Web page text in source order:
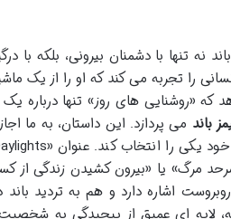
نه تنها با دشمنان بیرونی، بلکه با
را تجربه می کند که او را از یک
که «روشنایی های روز» تنها درباره
باند می پردازد. این داستان، به ما
مرگ» یا «بیرون کشیدن زندگی
اشاره دارد و هم به تردید
لایه ای عمیق از پیچیدگی به